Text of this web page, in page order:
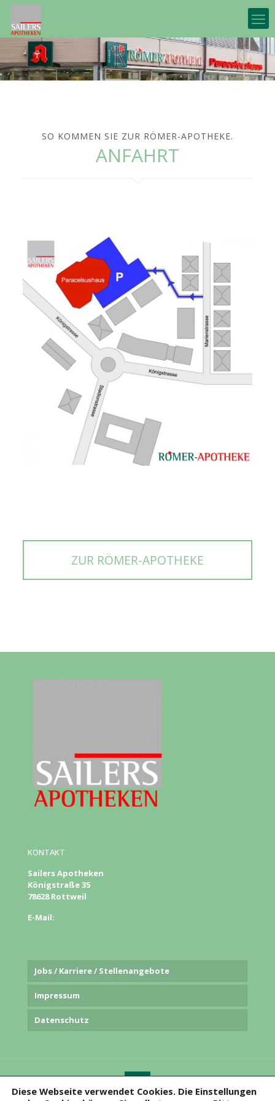
SO KOMMEN SIE ZUR RÖMER-APOTHEKE.
ANFAHRT
ZUR RÖMER-APOTHEKE
KONTAKT
Sailers Apotheken
Königstraße 35
78628 Rottweil
E-Mail:
Jobs / Karriere / Stellenangebote
Impressum
Datenschutz
Diese Webseite verwendet Cookies. Die Einstellungen